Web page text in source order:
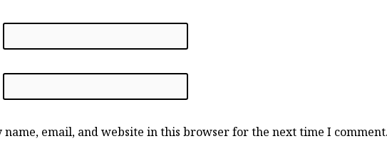
name, email, and website in this browser for the next time I comment.